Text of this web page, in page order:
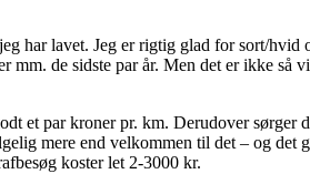
har lavet. Jeg er rigtig glad for sort/
de sidste par år. Men det er ikke så
et par kroner pr. km. Derudover sørger
mere end velkommen til det – og det
koster let 2-3000 kr.